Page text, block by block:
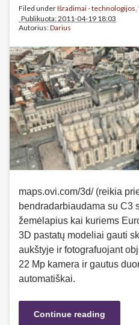
Filed underIšradimai - technologijos,
Publikuota: 2011-04-19 18:03
Autorius:Darius
maps.ovi.com/3d/ (reikia
bendradarbiaudama su C3
žemėlapius kai kuriems
3D pastatų modeliai gauti
aukštyje ir fotografuojant
22 Mp kamera ir gautus
automatiškai.
Continue reading